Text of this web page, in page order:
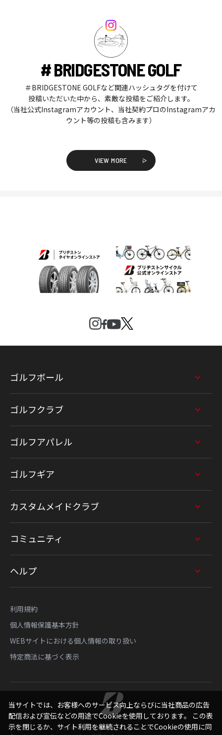
# BRIDGESTONE GOLF
＃BRIDGESTONE GOLFなど関連ハッシュタグを付けて
投稿いただいた中から、素敵な投稿をご紹介します。
（当社公式Instagramアカウント、当社契約プロのInstagramアカ
ウント等の投稿も含みます）
VIEW MORE
ゴルフボール
ゴルフクラブ
ゴルフアパレル
ゴルフギア
カスタムメイドクラブ
コミュニティ
ヘルプ
利用規約
個人情報保護基本方針
WEBサイトにおける個人情報の取り扱い
特定商法に基づく表示
Copyright © Bridgestone Sports Sales Japan Co., Ltd.
当サイトでは、お客様へのサービス向上ならびに当社商品の広告
配信および宣伝などの用途でCookieを使用しております。 この表
示を閉じるか、サイト利用を継続されることでCookieの使用に同